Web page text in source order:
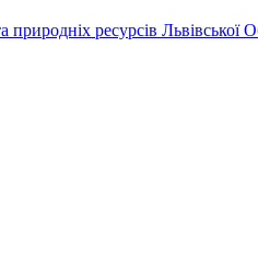
ресурсів Львівської